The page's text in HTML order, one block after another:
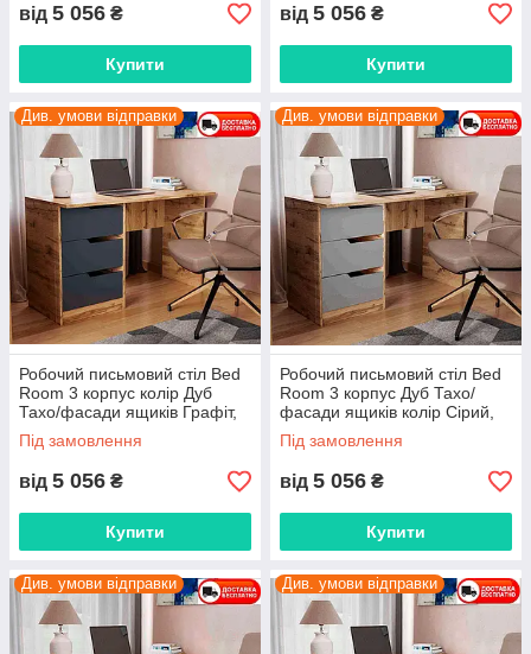
від 5 056 ₴
Купити
від 5 056 ₴
Купити
Див. умови відправки
Робочий письмовий стіл Bed
Room 3 корпус колір Дуб
Тахо/фасади ящиків Графіт,
вибір кольору корпусу та
фасадів
Під замовлення
від 5 056 ₴
Купити
Див. умови відправки
Робочий письмовий стіл Bed
Room 3 корпус Дуб Тахо/
фасади ящиків колір Сірий,
вибір кольору корпусу та
фасадів
Під замовлення
від 5 056 ₴
Купити
Див. умови відправки Див. умови відправки